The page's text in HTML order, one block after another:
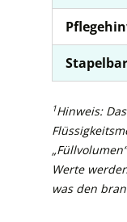
1Hinweis:
Werte
was den